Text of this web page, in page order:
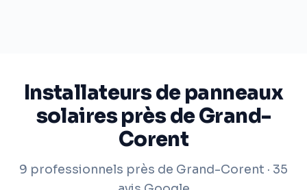
Installateurs de panneaux
solaires près de Grand-
Corent
9 professionnels près de Grand-Corent · 35